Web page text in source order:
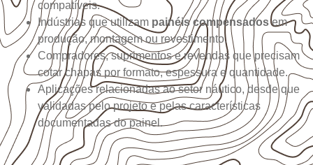
compatíveis.
Indústrias que utilizam painéis compensadosem
produção, montagem ou revestimento.
Compradores, suprimentos e revendas que precisam
cotar chapas por formato, espessura e quantidade.
Aplicações relacionadas ao setor náutico, desde que
validadas pelo projeto e pelas características
documentadas do painel.